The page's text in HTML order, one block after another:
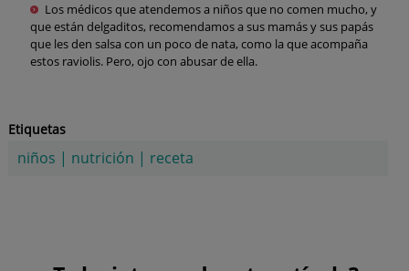
Los médicos que atendemos a niños que no comen mucho, y
que están delgaditos, recomendamos a sus mamás y sus papás
que les den salsa con un poco de nata, como la que acompaña
estos raviolis. Pero, ojo con abusar de ella.
Etiquetas
niños | nutrición | receta